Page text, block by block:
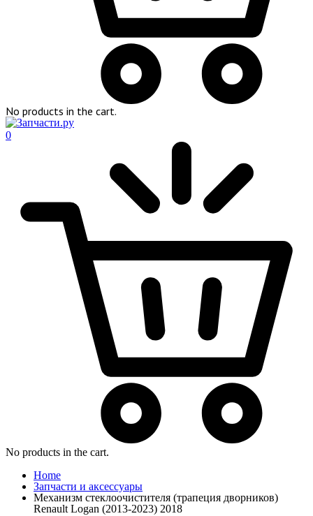
No products in the cart.
0
No products in the cart.
Home
Запчасти и аксессуары
Механизм стеклоочистителя (трапеция дворников)
Renault Logan (2013-2023) 2018